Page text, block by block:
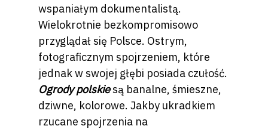
wspaniałym dokumentalistą.
Wielokrotnie bezkompromisowo
przyglądał się Polsce. Ostrym,
fotograficznym spojrzeniem, które
jednak w swojej głębi posiada czułość.
Ogrody polskiesą banalne, śmieszne,
dziwne, kolorowe. Jakby ukradkiem
rzucane spojrzenia na